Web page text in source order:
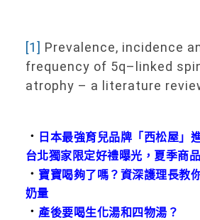
[1] Prevalence, incidence
frequency of 5q–linked
atrophy – a literature
． 日本最強育兒品牌「西松屋」
台北獨家限定好禮曝光，夏季商
． 寶寶喝夠了嗎？資深護理長教
奶量
． 產後要喝生化湯和四物湯？